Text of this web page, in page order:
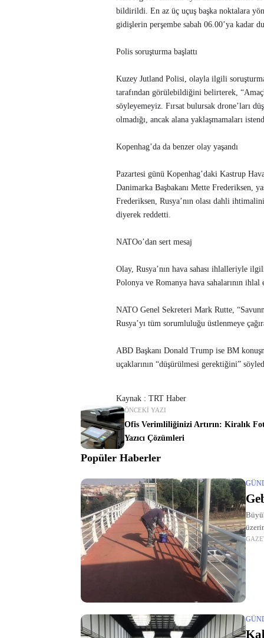
bildirildi. En az üç uçuş başka noktalara
gidişlerin perşembe sabah 06.00’ya kadar
Polis soruşturma başlattı
Kuzey Jutland Polisi, olayla ilgili
tarafından görülebildiğini belirterek,
söyleyemeyiz. Fırsat bulursak drone’ları
olmadığı, ancak alana yaklaşmamaları
Kopenhag’da da benzer olay yaşandı
Pazartesi günü Kopenhag’daki Kastrup
Danimarka Başbakanı Mette Frederiksen,
Frederiksen, Rusya’nın olası dahli
diyerek reddetti.
NATOo’dan sert mesaj
Olay, Rusya’nın hava sahası ihlalleriyle
Polonya ve Romanya hava sahalarının
NATO Genel Sekreteri Mark Rutte,
Rusya’yı tüm sorumluluğu üstlenmeye
ABD Başkanı Donald Trump ise BM
uçaklarının “düşürülmesi gerektiğini”
Kaynak : TRT Haber
ÖNCEKI YAZI
Ofis Verimliliğinizi Artırın: Kiralık
Yazıcı Çözümleri
Popüler Haberler